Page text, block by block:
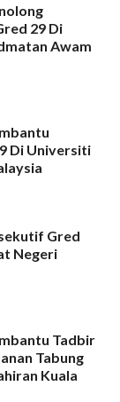
29 Di
Awam
Di Universiti
Gred
Negeri
Tadbir
Tabung
Kuala